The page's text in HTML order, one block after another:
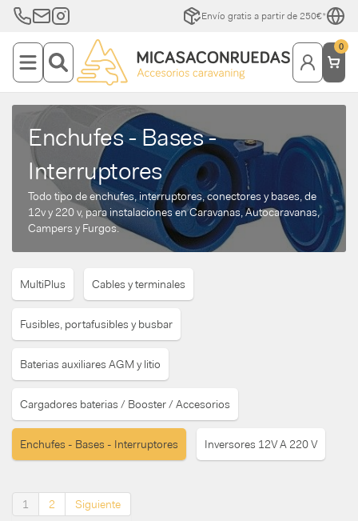
Envío gratis a partir de 250€*
0
Enchufes - Bases -
Interruptores
Todo tipo de enchufes, interruptores, conectores y bases, de
12v y 220 v, para instalaciones en Caravanas, Autocaravanas,
Campers y Furgos.
MultiPlus Cables y terminales
Fusibles, portafusibles y busbar
Baterias auxiliares AGM y litio
Cargadores baterias / Booster / Accesorios
Enchufes - Bases - Interruptores Inversores 12V A 220 V
1 2 Siguiente